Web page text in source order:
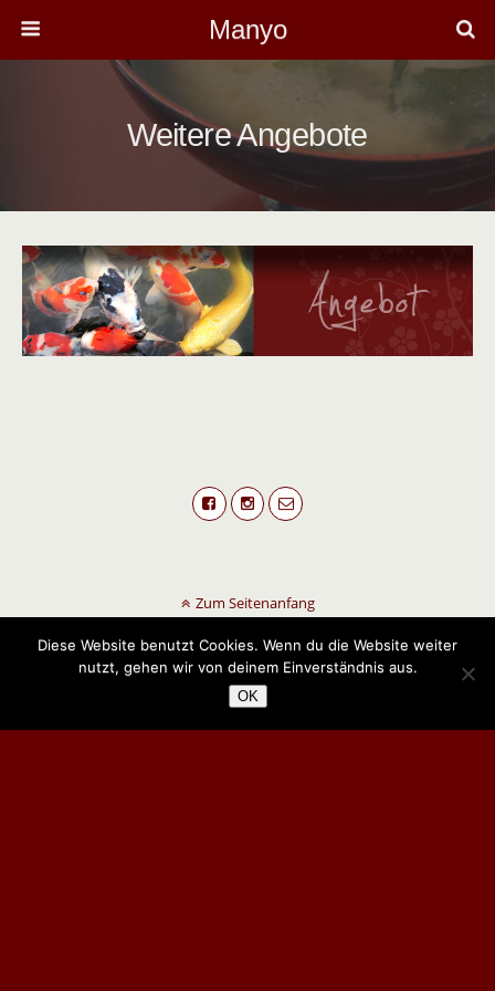
Manyo
Weitere Angebote
Diese Website benutzt Cookies. Wenn du die Website weiter
nutzt, gehen wir von deinem Einverständnis aus.
OK
Zum Seitenanfang